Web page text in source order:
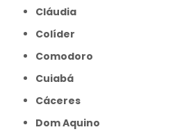
Cláudia
Colíder
Comodoro
Cuiabá
Cáceres
Dom Aquino